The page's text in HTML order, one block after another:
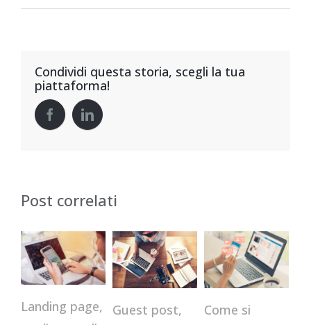
Condividi questa storia, scegli la tua
piattaforma!
Post correlati
Landing page,
Guest post,
Come si